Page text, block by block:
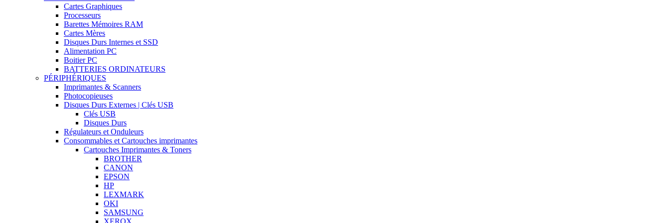
Cartes Graphiques
Processeurs
Barettes Mémoires RAM
Cartes Mères
Disques Durs Internes et SSD
Alimentation PC
Boitier PC
BATTERIES ORDINATEURS
PÉRIPHÉRIQUES
Imprimantes & Scanners
Photocopieuses
Disques Durs Externes | Clés USB
Clés USB
Disques Durs
Régulateurs et Onduleurs
Consommables et Cartouches imprimantes
Cartouches Imprimantes & Toners
BROTHER
CANON
EPSON
HP
LEXMARK
OKI
SAMSUNG
XEROX